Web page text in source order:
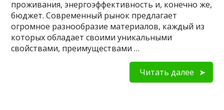
проживания, энергоэффективность и, конечно же,
бюджет. Современный рынок предлагает
огромное разнообразие материалов, каждый из
которых обладает своими уникальными
свойствами, преимуществами …
Читать далее